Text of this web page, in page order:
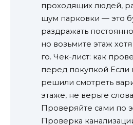
проходящих людей,
шум парковки — это
раздражать
но возьмите этаж
го. Чек-лист: как
перед покупкой Если
решили смотреть
этаже, не верьте
Проверяйте сами по
Проверка